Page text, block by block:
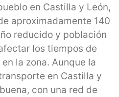
en Castilla y León,
aproximadamente 140
reducido y población
los tiempos de
la zona. Aunque la
en Castilla y
con una red de